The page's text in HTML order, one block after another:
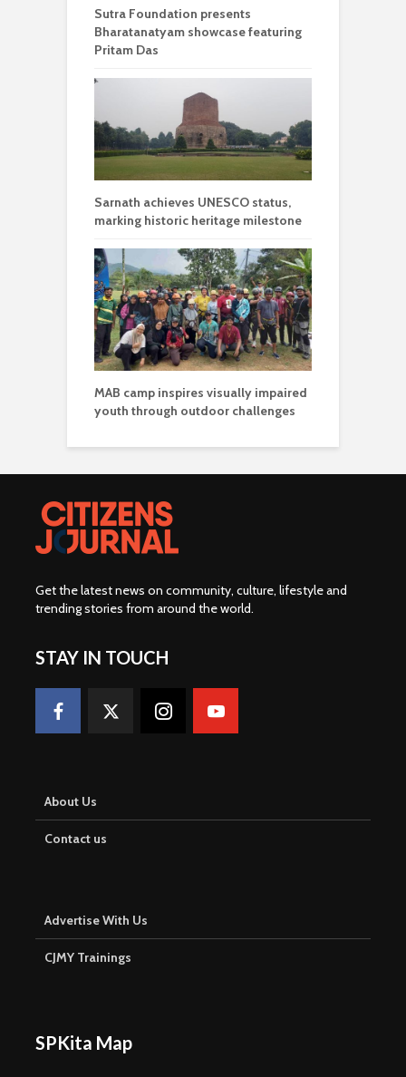
Sutra Foundation presents
Bharatanatyam showcase featuring
Pritam Das
Sarnath achieves UNESCO status,
marking historic heritage milestone
MAB camp inspires visually impaired
youth through outdoor challenges
Get the latest news on community, culture, lifestyle and
trending stories from around the world.
STAY IN TOUCH
About Us
Contact us
Advertise With Us
CJMY Trainings
SPKita Map